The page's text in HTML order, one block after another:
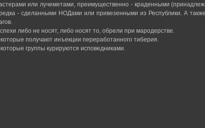
или лучеметами, преимущественно - краденными
- сделанными НОДами или привезенными из Республики. А
либо не носят, либо носят то, обрели при мародерстве.
получают инъекции переработанного тиберия.
группы курируются исповедниками.